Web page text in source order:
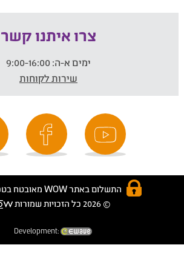
צרו איתנו קשר
ימים א-ה:
שירות לקוחות
התשלום באתר WOW מאובטח בטכנולוגית SSL
© 2026 כל הזכויות שמורות
Development: